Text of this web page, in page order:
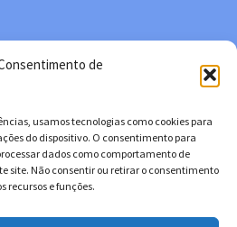
de
usamos tecnologias como cookies para
do dispositivo. O consentimento para
dados como comportamento de
site. Não consentir ou retirar o consentimento
recursos e funções.